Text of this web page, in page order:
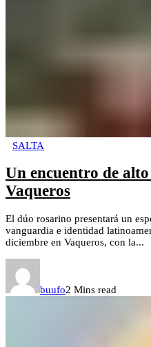
SALTA
Un encuentro de
Vaqueros
El dúo rosarino presentará un
vanguardia e identidad
diciembre en Vaqueros, con la...
buufo2 Mins read